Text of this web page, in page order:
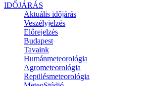
IDŐJÁRÁS
Aktuális időjárás
Veszélyjelzés
Előrejelzés
Budapest
Tavaink
Humánmeteorológia
Agrometeorológia
Repülésmeteorológia